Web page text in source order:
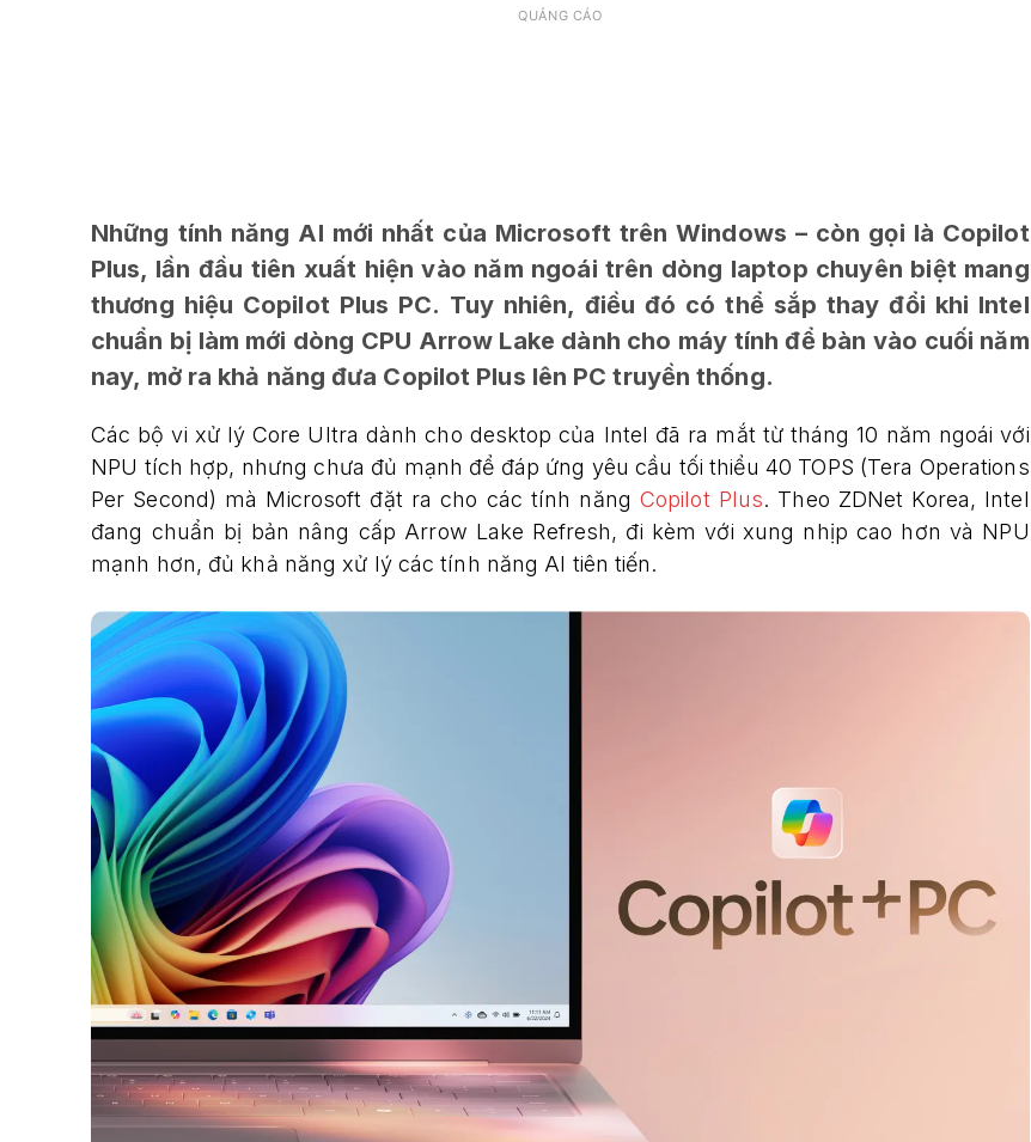
QUẢNG CÁO
Những tính năng AI mới nhất của Microsoft trên Windows – còn gọi là Copilot
Plus, lần đầu tiên xuất hiện vào năm ngoái trên dòng laptop chuyên biệt mang
thương hiệu Copilot Plus PC. Tuy nhiên, điều đó có thể sắp thay đổi khi Intel
chuẩn bị làm mới dòng CPU Arrow Lake dành cho máy tính để bàn vào cuối năm
nay, mở ra khả năng đưa Copilot Plus lên PC truyền thống.
Các bộ vi xử lý Core Ultra dành cho desktop của Intel đã ra mắt từ tháng 10 năm ngoái với
NPU tích hợp, nhưng chưa đủ mạnh để đáp ứng yêu cầu tối thiểu 40 TOPS (Tera Operations
Per Second) mà Microsoft đặt ra cho các tính năng Copilot Plus. Theo ZDNet Korea, Intel
đang chuẩn bị bản nâng cấp Arrow Lake Refresh, đi kèm với xung nhịp cao hơn và NPU
mạnh hơn, đủ khả năng xử lý các tính năng AI tiên tiến.